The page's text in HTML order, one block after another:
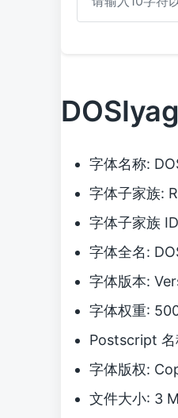
字体名称:
字体子家族:
字体子家族
字体全名:
字体版本:
字体权重:
Postscript
字体版权:
文件大小: 3